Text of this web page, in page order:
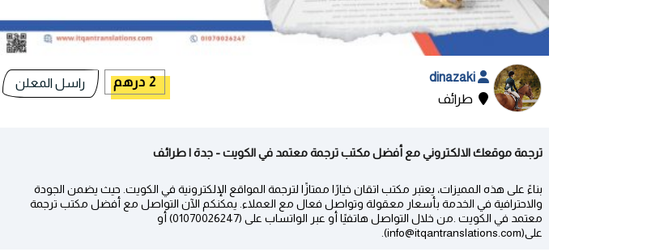
طرائف
2 درهم راسل المعلن
ترجمة موقعك الالكتروني مع أفضل مكتب ترجمة معتمد في الكويت - جدة | طرائف
بناءً على هذه المميزات، يعتبر مكتب اتقان خيارًا ممتازًا لترجمة المواقع الإلكترونية في الكويت. حيث يضمن الجودة
والاحترافية في الخدمة بأسعار معقولة وتواصل فعال مع العملاء. يمكنكم الآن التواصل مع أفضل مكتب ترجمة
معتمد في الكويت .من خلال التواصل هاتفيًا أو عبر الواتساب على (01070026247) أو
على(info@itqantranslations.com).